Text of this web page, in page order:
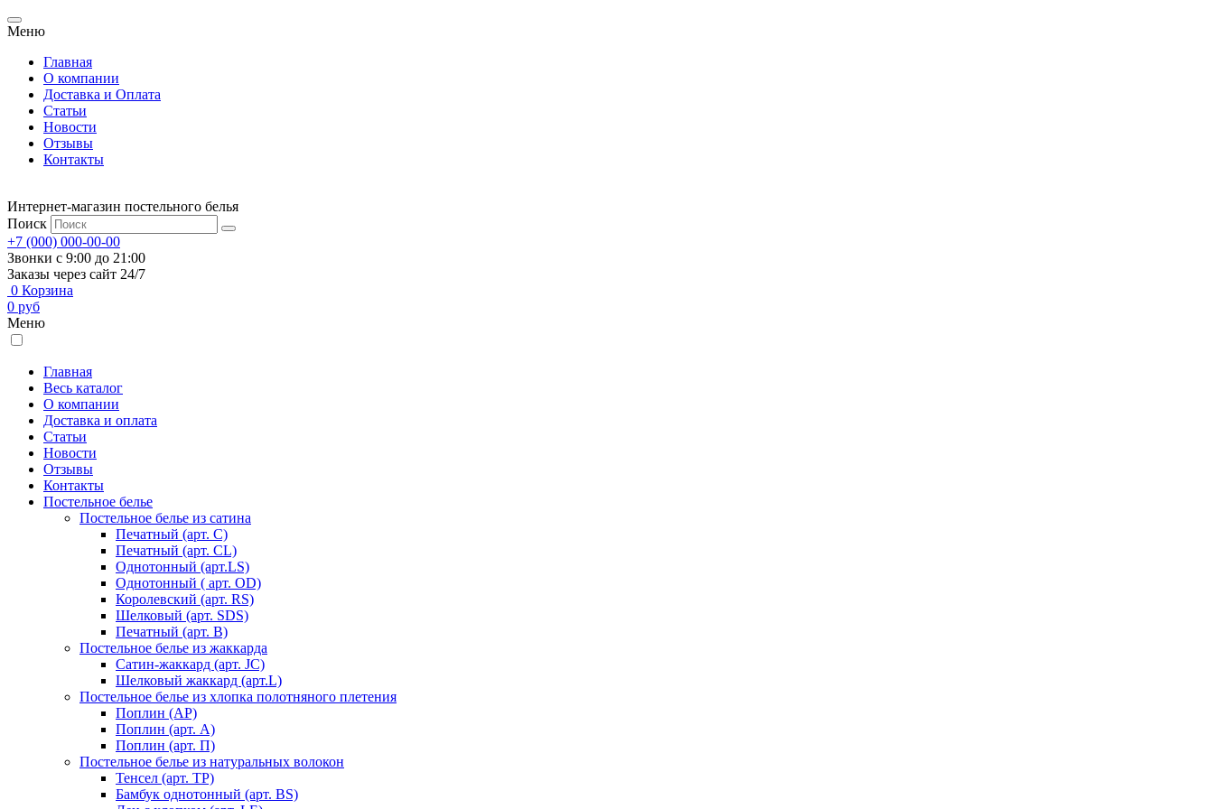
Меню
Главная
О компании
Доставка и Оплата
Статьи
Новости
Отзывы
Контакты
Интернет-магазин постельного белья
Поиск
+7 (000) 000-00-00
Звонки с 9:00 до 21:00
Заказы через сайт 24/7
0 Корзина
0 руб
Меню
Главная
Весь каталог
О компании
Доставка и оплата
Статьи
Новости
Отзывы
Контакты
Постельное белье
Постельное белье из сатина
Печатный (арт. С)
Печатный (арт. СL)
Однотонный (арт.LS)
Однотонный ( арт. OD)
Королевский (арт. RS)
Шелковый (арт. SDS)
Печатный (арт. В)
Постельное белье из жаккарда
Сатин-жаккард (арт. JC)
Шелковый жаккард (арт.L)
Постельное белье из хлопка полотняного плетения
Поплин (AP)
Поплин (арт. А)
Поплин (арт. П)
Постельное белье из натуральных волокон
Тенсел (арт. ТР)
Бамбук однотонный (арт. BS)